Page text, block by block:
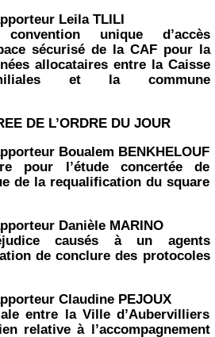
Leila TLILI
unique d’accès
sécurisé de la CAF pour la
allocataires entre la Caisse
et la commune
DE L’ORDRE DU JOUR
Boualem BENKHELOUF
pour l’étude concertée de
de la requalification du square
Danièle MARINO
causés à un agents
de conclure des protocoles
Claudine PEJOUX
entre la Ville d’Aubervilliers
relative à l’accompagnement